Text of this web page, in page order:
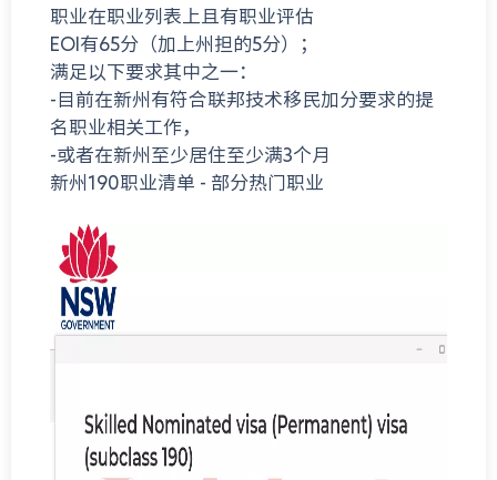
职业在职业列表上且有职业评估
EOI有65分（加上州担的5分）；
满足以下要求其中之一：
-目前在新州有符合联邦技术移民加分要求的提
名职业相关工作，
-或者在新州至少居住至少满3个月
新州190职业清单 - 部分热门职业